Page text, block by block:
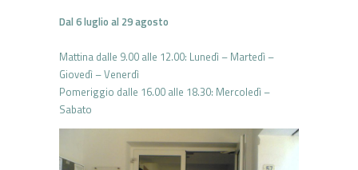
Dal 6 luglio al 29 agosto
Mattina dalle 9.00 alle 12.00: Lunedì – Martedì –
Giovedì – Venerdì
Pomeriggio dalle 16.00 alle 18.30: Mercoledì –
Sabato